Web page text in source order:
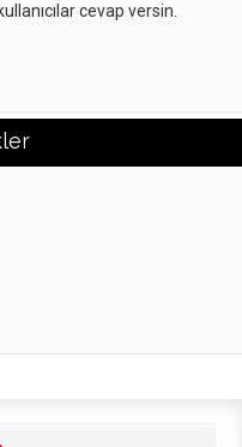
cevap versin.